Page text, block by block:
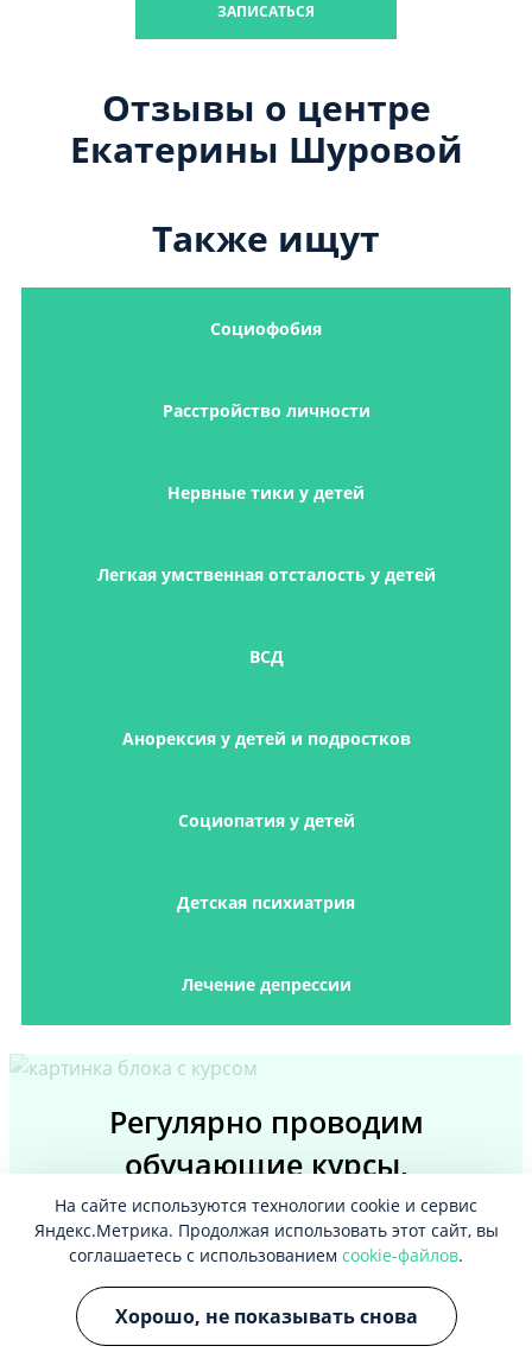
ЗАПИСАТЬСЯ
Отзывы о центре
Екатерины Шуровой
Также ищут
Социофобия
Расстройство личности
Нервные тики у детей
Легкая умственная отсталость у детей
ВСД
Анорексия у детей и подростков
Социопатия у детей
Детская психиатрия
Лечение депрессии
Регулярно проводим
обучающие курсы,
направленные на помощь
зависимым, рассказываем о
методах построения
взаимоотношений
На сайте используются технологии cookie и сервис
Яндекс.Метрика. Продолжая использовать этот сайт, вы
соглашаетесь с использованием cookie-файлов.
Хорошо, не показывать снова